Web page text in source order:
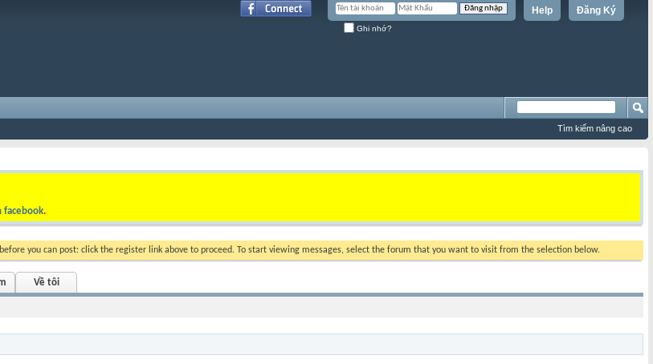
Đăng Ký
Help
Ghi nhớ?
Tìm kiếm nâng cao
facebook.
before you can post: click the register link above to proceed. To start viewing messages, select the forum that you want to visit from the selection below.
Về tôi